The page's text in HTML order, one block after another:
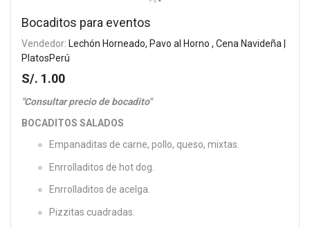
Bocaditos para eventos
Vendedor: Lechón Horneado, Pavo al Horno , Cena Navideña |
PlatosPerú
S/. 1.00
"Consultar precio de bocadito"
BOCADITOS SALADOS
Empanaditas de carne, pollo, queso, mixtas.
Enrrolladitos de hot dog.
Enrrolladitos de acelga.
Pizzitas cuadradas.